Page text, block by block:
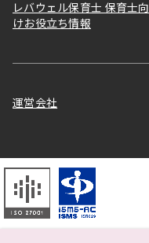
レバウェル保育士 保育士向
けお役立ち情報
運営会社